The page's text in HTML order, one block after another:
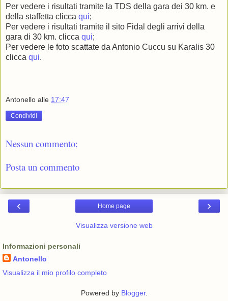
Per vedere i risultati tramite la TDS della gara dei 30 km. e
della staffetta clicca qui;
Per vedere i risultati tramite il sito Fidal degli arrivi della
gara di 30 km. clicca qui;
Per vedere le foto scattate da Antonio Cuccu su Karalis 30
clicca qui.
Antonello alle 17:47
Condividi
Nessun commento:
Posta un commento
‹ ›
Home page
Visualizza versione web
Informazioni personali
Antonello
Visualizza il mio profilo completo
Powered by Blogger.